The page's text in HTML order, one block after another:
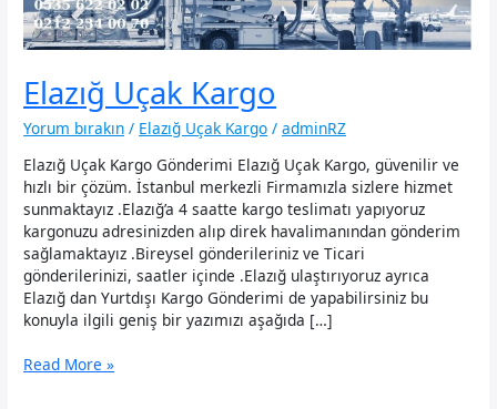
Elazığ Uçak Kargo
Yorum bırakın / Elazığ Uçak Kargo /adminRZ
Elazığ Uçak Kargo Gönderimi Elazığ Uçak Kargo, güvenilir ve
hızlı bir çözüm. İstanbul merkezli Firmamızla sizlere hizmet
sunmaktayız .Elazığ’a 4 saatte kargo teslimatı yapıyoruz
kargonuzu adresinizden alıp direk havalimanından gönderim
sağlamaktayız .Bireysel gönderileriniz ve Ticari
gönderilerinizi, saatler içinde .Elazığ ulaştırıyoruz ayrıca
Elazığ dan Yurtdışı Kargo Gönderimi de yapabilirsiniz bu
konuyla ilgili geniş bir yazımızı aşağıda […]
Elazığ
Read More »